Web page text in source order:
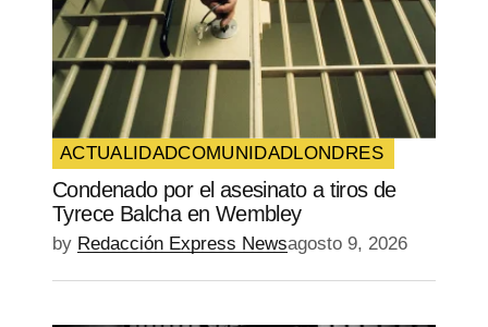
ACTUALIDADCOMUNIDADLONDRES
Condenado por el asesinato a tiros de
Tyrece Balcha en Wembley
by Redacción Express Newsagosto 9, 2026